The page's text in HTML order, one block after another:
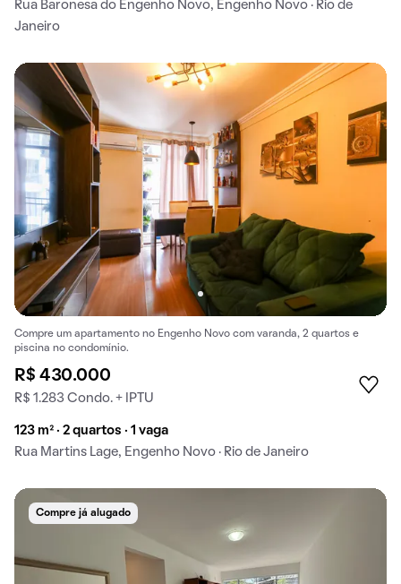
Rua Baronesa do Engenho Novo, Engenho Novo · Rio de
Janeiro
Compre um apartamento no Engenho Novo com varanda, 2 quartos e
piscina no condomínio.
R$ 430.000
R$ 1.283 Condo. + IPTU
123 m² · 2 quartos · 1 vaga
Rua Martins Lage, Engenho Novo · Rio de Janeiro
Compre já alugado